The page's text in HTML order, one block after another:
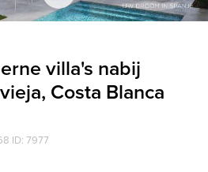
villa's nabij
Costa Blanca
ID: 7977